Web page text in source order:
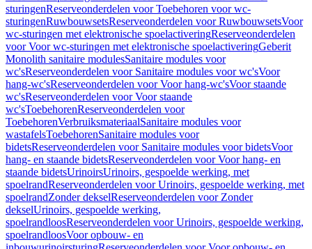
sturingenReserveonderdelen voor Toebehoren voor wc-
sturingenRuwbouwsetsReserveonderdelen voor RuwbouwsetsVoor
wc-sturingen met elektronische spoelactiveringReserveonderdelen
voor Voor wc-sturingen met elektronische spoelactiveringGeberit
Monolith sanitaire modulesSanitaire modules voor
wc'sReserveonderdelen voor Sanitaire modules voor wc'sVoor
hang-wc'sReserveonderdelen voor Voor hang-wc'sVoor staande
wc'sReserveonderdelen voor Voor staande
wc'sToebehorenReserveonderdelen voor
ToebehorenVerbruiksmateriaalSanitaire modules voor
wastafelsToebehorenSanitaire modules voor
bidetsReserveonderdelen voor Sanitaire modules voor bidetsVoor
hang- en staande bidetsReserveonderdelen voor Voor hang- en
staande bidetsUrinoirsUrinoirs, gespoelde werking, met
spoelrandReserveonderdelen voor Urinoirs, gespoelde werking, met
spoelrandZonder dekselReserveonderdelen voor Zonder
dekselUrinoirs, gespoelde werking,
spoelrandloosReserveonderdelen voor Urinoirs, gespoelde werking,
spoelrandloosVoor opbouw- en